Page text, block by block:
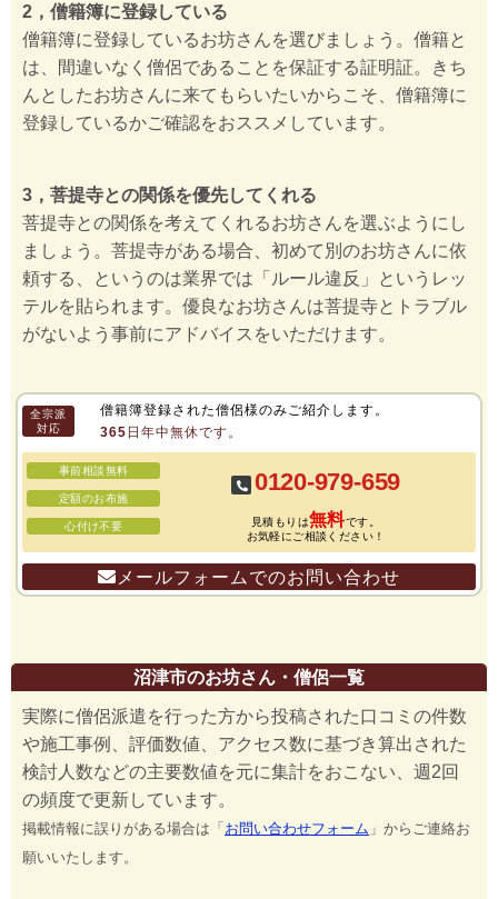
2，僧籍簿に登録している
僧籍簿に登録しているお坊さんを選びましょう。僧籍と
は、間違いなく僧侶であることを保証する証明証。きち
んとしたお坊さんに来てもらいたいからこそ、僧籍簿に
登録しているかご確認をおススメしています。
3，菩提寺との関係を優先してくれる
菩提寺との関係を考えてくれるお坊さんを選ぶようにし
ましょう。菩提寺がある場合、初めて別のお坊さんに依
頼する、というのは業界では「ルール違反」というレッ
テルを貼られます。優良なお坊さんは菩提寺とトラブル
がないよう事前にアドバイスをいただけます。
全宗派
対応
僧籍簿登録された僧侶様のみご紹介します。
365日年中無休です。
事前相談無料
定額のお布施
心付け不要
0120-979-659
見積もりは無料です。
お気軽にご相談ください！
メールフォームでのお問い合わせ
沼津市のお坊さん・僧侶一覧
実際に僧侶派遣を行った方から投稿された口コミの件数
や施工事例、評価数値、アクセス数に基づき算出された
検討人数などの主要数値を元に集計をおこない、週2回
の頻度で更新しています。
掲載情報に誤りがある場合は「お問い合わせフォーム 」からご連絡お
願いいたします。